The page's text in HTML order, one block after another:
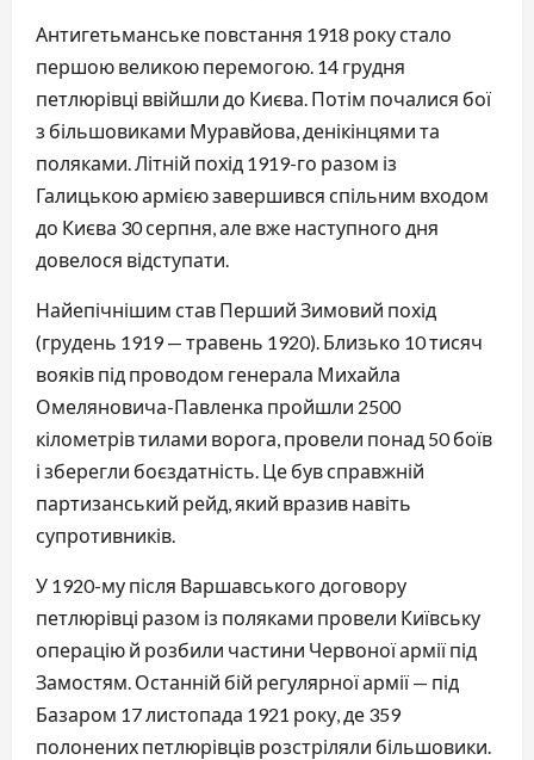
Антигетьманське повстання 1918 року стало
першою великою перемогою. 14 грудня
петлюрівці ввійшли до Києва. Потім почалися бої
з більшовиками Муравйова, денікінцями та
поляками. Літній похід 1919-го разом із
Галицькою армією завершився спільним входом
до Києва 30 серпня, але вже наступного дня
довелося відступати.
Найепічнішим став Перший Зимовий похід
(грудень 1919 — травень 1920). Близько 10 тисяч
вояків під проводом генерала Михайла
Омеляновича-Павленка пройшли 2500
кілометрів тилами ворога, провели понад 50 боїв
і зберегли боєздатність. Це був справжній
партизанський рейд, який вразив навіть
супротивників.
У 1920-му після Варшавського договору
петлюрівці разом із поляками провели Київську
операцію й розбили частини Червоної армії під
Замостям. Останній бій регулярної армії — під
Базаром 17 листопада 1921 року, де 359
полонених петлюрівців розстріляли більшовики.